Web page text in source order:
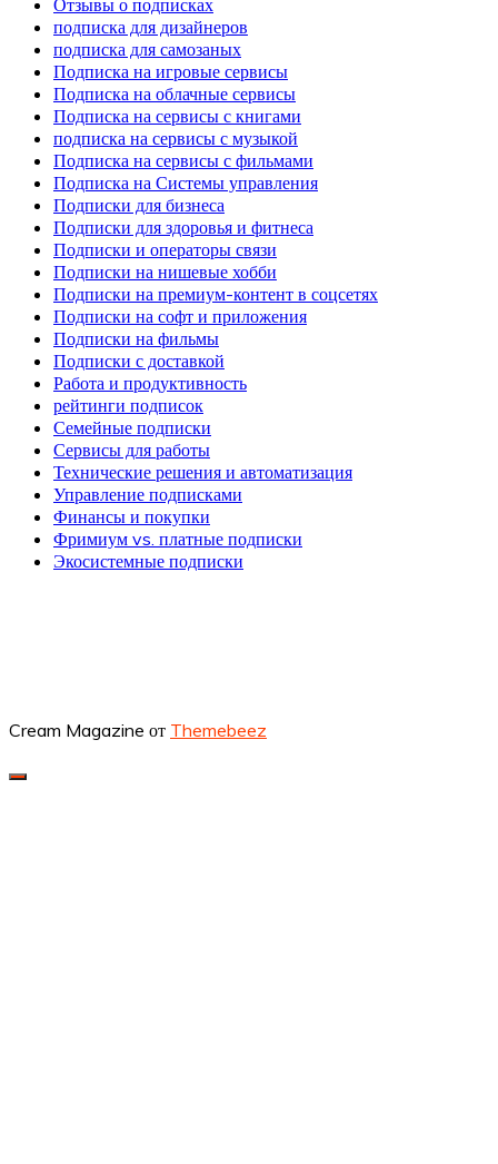
подписка для дизайнеров
подписка для самозаных
Подписка на игровые сервисы
Подписка на облачные сервисы
Подписка на сервисы с книгами
подписка на сервисы с музыкой
Подписка на сервисы с фильмами
Подписка на Системы управления
Подписки для бизнеса
Подписки для здоровья и фитнеса
Подписки и операторы связи
Подписки на нишевые хобби
Подписки на премиум-контент в соцсетях
Подписки на софт и приложения
Подписки на фильмы
Подписки с доставкой
Работа и продуктивность
рейтинги подписок
Семейные подписки
Сервисы для работы
Технические решения и автоматизация
Управление подписками
Финансы и покупки
Фримиум vs. платные подписки
Экосистемные подписки
Cream Magazine от Themebeez